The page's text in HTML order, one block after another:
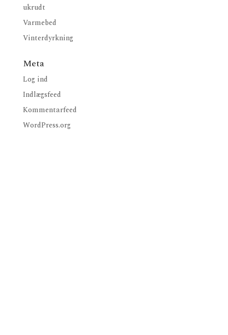
ukrudt
Varmebed
Vinterdyrkning
Meta
Log ind
Indlægsfeed
Kommentarfeed
WordPress.org